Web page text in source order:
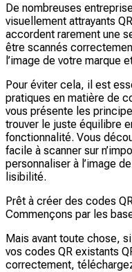
De nombreuses
visuellement attrayants
accordent rarement une
être scannés
l’image de votre marque
Pour éviter cela, il est
pratiques en matière de
vous présente les
trouver le juste équilibre
fonctionnalité. Vous
facile à scanner sur
personnaliser à l’image
lisibilité.
Prêt à créer des codes
Commençons par les
Mais avant toute chose,
vos codes QR existants
correctement,